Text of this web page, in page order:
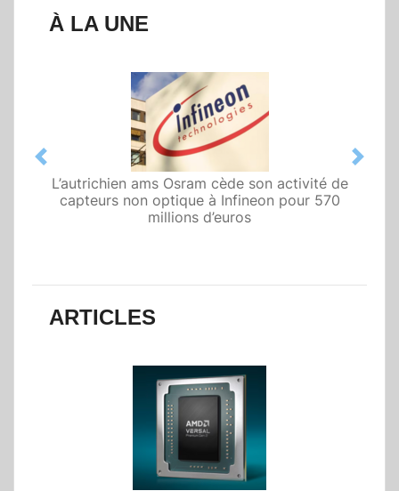
À LA UNE
L’autrichien ams Osram cède son activité de
capteurs non optique à Infineon pour 570
millions d’euros
Qualcomm met en avant une architecture
fondée sur l’IA physique au service de robots
domestiques et humanoïdes
Previous Next
ARTICLES